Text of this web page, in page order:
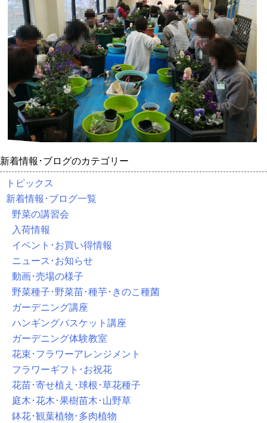
新着情報･ブログのカテゴリー
トピックス
新着情報･ブログ一覧
野菜の講習会
入荷情報
イベント･お買い得情報
ニュース･お知らせ
動画･売場の様子
野菜種子･野菜苗･種芋･きのこ種菌
ガーデニング講座
ハンギングバスケット講座
ガーデニング体験教室
花束･フラワーアレンジメント
フラワーギフト･お祝花
花苗･寄せ植え･球根･草花種子
庭木･花木･果樹苗木･山野草
鉢花･観葉植物･多肉植物